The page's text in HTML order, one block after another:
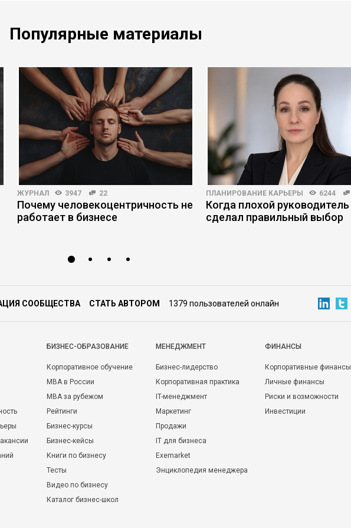
Популярные материалы
ЖУРНАЛ 3947 22
Почему человекоцентричность не
работает в бизнесе
ПЛАНИРОВАНИЕ КАРЬЕРЫ 6244
Когда плохой руководитель
сделал правильный выбор
СООБЩЕСТВА СТАТЬ АВТОРОМ 1379 пользователей онлайн
БИЗНЕС-ОБРАЗОВАНИЕ
Корпоративное обучение
MBA в России
MBA за рубежом
Рейтинги
Бизнес-курсы
Бизнес-кейсы
Книги по бизнесу
Тесты
Видео по бизнесу
Каталог бизнес-школ
МЕНЕДЖМЕНТ
Бизнес-лидерство
Корпоративная практика
IT-менеджмент
Маркетинг
Продажи
IT для бизнеса
Exemarket
Энциклопедия менеджера
ФИНАНСЫ
Корпоративные финансы
Личные финансы
Риски и возможности
Инвестиции